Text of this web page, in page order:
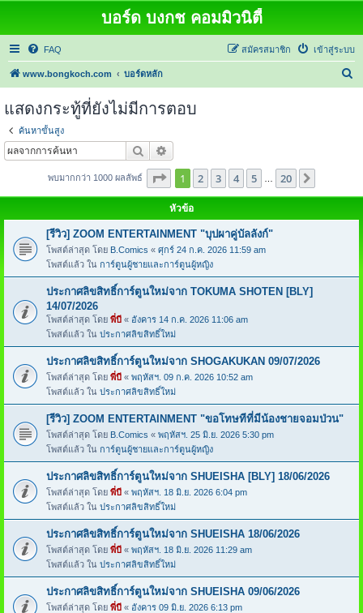
บอร์ด บงกช คอมมิวนิตี้
FAQ เข้าสู่ระบบ
สมัครสมาชิก
www.bongkoch.com บอร์ดหลัก
แสดงกระทู้ที่ยังไม่มีการตอบ
ค้นหาขั้นสูง
ค้นหา
พบมากกว่า 1000 ผลลัพธ์ หน้า จากทั้งหมด 20
1 2 3 4 5 20
หัวข้อ
[รีวิว] ZOOM ENTERTAINMENT "บุปผาคู่บัลลังก์"
โพสต์ล่าสุด โดย B.Comics « ศุกร์ 24 ก.ค. 2026 11:59 am
โพสต์แล้ว ใน การ์ตูนผู้ชายและการ์ตูนผู้หญิง
ประกาศลิขสิทธิ์การ์ตูนใหม่จาก TOKUMA SHOTEN [BLY]
14/07/2026
โพสต์ล่าสุด โดย พี่บี « อังคาร 14 ก.ค. 2026 11:06 am
โพสต์แล้ว ใน ประกาศลิขสิทธิ์ใหม่
ประกาศลิขสิทธิ์การ์ตูนใหม่จาก SHOGAKUKAN 09/07/2026
โพสต์ล่าสุด โดย พี่บี « พฤหัสฯ. 09 ก.ค. 2026 10:52 am
โพสต์แล้ว ใน ประกาศลิขสิทธิ์ใหม่
[รีวิว] ZOOM ENTERTAINMENT "ขอโทษทีที่มีน้องชายจอมป่วน"
โพสต์ล่าสุด โดย B.Comics « พฤหัสฯ. 25 มิ.ย. 2026 5:30 pm
โพสต์แล้ว ใน การ์ตูนผู้ชายและการ์ตูนผู้หญิง
ประกาศลิขสิทธิ์การ์ตูนใหม่จาก SHUEISHA [BLY] 18/06/2026
โพสต์ล่าสุด โดย พี่บี « พฤหัสฯ. 18 มิ.ย. 2026 6:04 pm
โพสต์แล้ว ใน ประกาศลิขสิทธิ์ใหม่
ประกาศลิขสิทธิ์การ์ตูนใหม่จาก SHUEISHA 18/06/2026
โพสต์ล่าสุด โดย พี่บี « พฤหัสฯ. 18 มิ.ย. 2026 11:29 am
โพสต์แล้ว ใน ประกาศลิขสิทธิ์ใหม่
ประกาศลิขสิทธิ์การ์ตูนใหม่จาก SHUEISHA 09/06/2026
โพสต์ล่าสุด โดย พี่บี « อังคาร 09 มิ.ย. 2026 6:13 pm